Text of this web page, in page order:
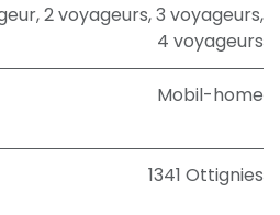
,2 voyageurs,3 voyageurs,
4 voyageurs
Mobil-home
1341 Ottignies